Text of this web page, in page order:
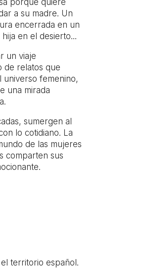
porque quiere
a su madre. Un
encerrada en un
en el desierto...
un viaje
de relatos que
femenino,
una mirada
sumergen al
lo cotidiano. La
de las mujeres
comparten sus
territorio español.